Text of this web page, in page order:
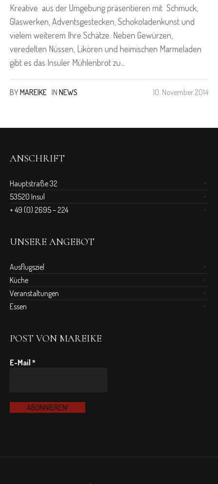
Kreative aus der Umgebung präsentieren mit Schmuck,
Glaswerken, Adventsgestecken, Schokoladenkunst und
vielem weiterem Ihre Schätze. Neben Gewürzen,
veredelten Nüssen, Likören und heimischen Marmeladen
gibt es das Insuler Mühlenbrot zu...
10. November 2014
BYMAREIKE IN NEWS
ANSCHRIFT
Hauptstraße 32
53520 Insul
+ 49 (0) 2695 – 224
UNSERE ANGEBOT
Ausflugsziel
Küche
Veranstaltungen
Essen
POST VON MAREIKE
E-Mail*